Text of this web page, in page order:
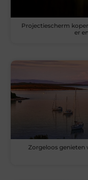
Projectiescherm
er
Zorgeloos genieten